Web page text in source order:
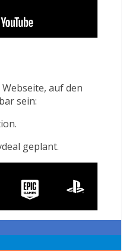
auf den
sein:
geplant.